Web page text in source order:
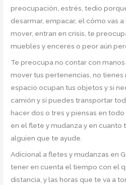
preocupación, estrés, tedio
desarmar, empacar, el cómo vas
mover, entran en crisis, te
muebles y enceres o peor aún
Te preocupa no contar con
mover tus pertenencias, no
espacio ocupan tus objetos y si
camión y si puedes transportar
hacer dos o tres y piensas en
en el flete y mudanza y en cuanto
alguien que te ayude.
Adicional a fletes y mudanzas en
tener en cuenta el tiempo con el
distancia, y las horas que te va a